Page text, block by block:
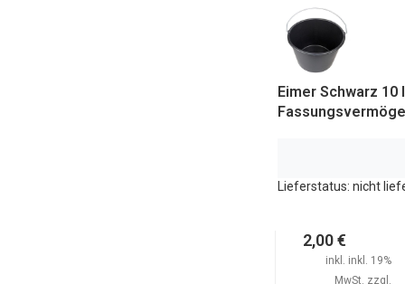
Eimer Schwarz 10 l
Lieferstatus: nicht
2,00 €
inkl. inkl. 19%
MwSt. zzgl.